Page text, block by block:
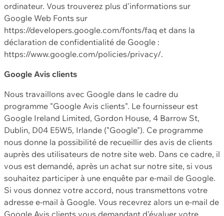
ordinateur. Vous trouverez plus d'informations sur
Google Web Fonts sur
https://developers.google.com/fonts/faq et dans la
déclaration de confidentialité de Google :
https://www.google.com/policies/privacy/.
Google Avis clients
Nous travaillons avec Google dans le cadre du
programme "Google Avis clients". Le fournisseur est
Google Ireland Limited, Gordon House, 4 Barrow St,
Dublin, D04 E5W5, Irlande ("Google"). Ce programme
nous donne la possibilité de recueillir des avis de clients
auprès des utilisateurs de notre site web. Dans ce cadre, il
vous est demandé, après un achat sur notre site, si vous
souhaitez participer à une enquête par e-mail de Google.
Si vous donnez votre accord, nous transmettons votre
adresse e-mail à Google. Vous recevrez alors un e-mail de